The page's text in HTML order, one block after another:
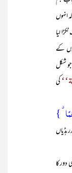
انہوں
لیا
کے
شکل
کی
٭ }
کا